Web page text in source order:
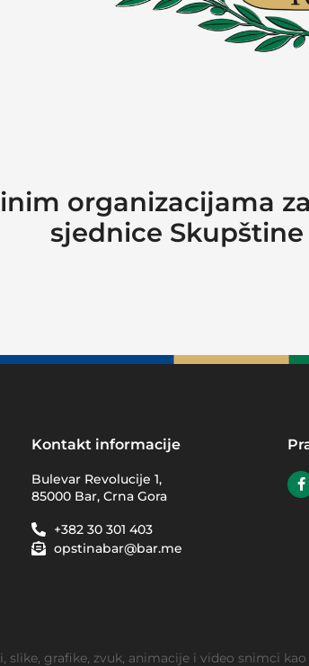
organizacijama
sjednice
Kontakt informacije
Bulevar Revolucije 1,
85000 Bar, Crna Gora
+382 30 301 403
opstinabar@bar.me
slike, grafike, zvuk, animacije i video snimci